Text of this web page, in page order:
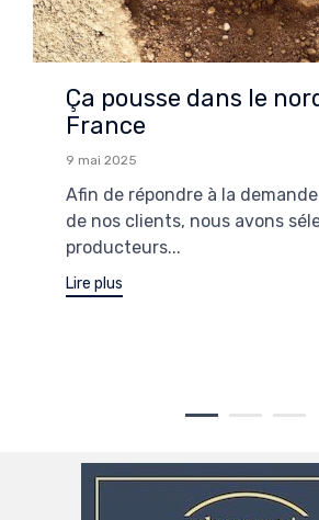
Ça pousse dans le
France
9 mai 2025
Afin de répondre à la
de nos clients, nous avons
producteurs...
Lire plus